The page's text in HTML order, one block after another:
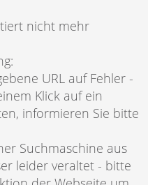
nicht mehr
:
URL auf Fehler -
Klick auf ein
informieren Sie bitte
Suchmaschine aus
leider veraltet - bitte